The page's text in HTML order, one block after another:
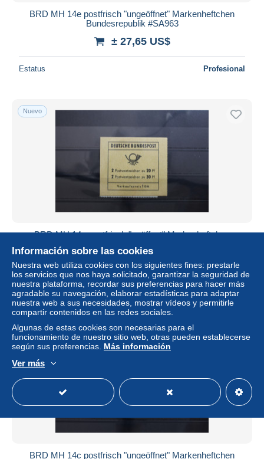
BRD MH 14e postfrisch "ungeöffnet" Markenheftchen
Bundesrepublik #SA963
± 27,65 US$
Estatus Profesional
Nuevo
BRD MH 14e postfrisch "geöffnet" Markenheftchen
± 23,04 US$
Estatus Profesional
Nuevo
BRD MH 14c postfrisch "ungeöffnet" Markenheftchen
Información sobre las cookies
Nuestra web utiliza cookies con los siguientes fines: prestarle
los servicios que nos haya solicitado, garantizar la seguridad de
nuestra plataforma, recordar sus preferencias para hacer más
agradable su navegación, elaborar estadísticas para adaptar
nuestra web a sus necesidades, mostrar vídeos y permitirle
compartir contenidos en las redes sociales.
Algunas de estas cookies son necesarias para el
funcionamiento de nuestro sitio web, otras pueden establecerse
según sus preferencias. Más información
Ver más